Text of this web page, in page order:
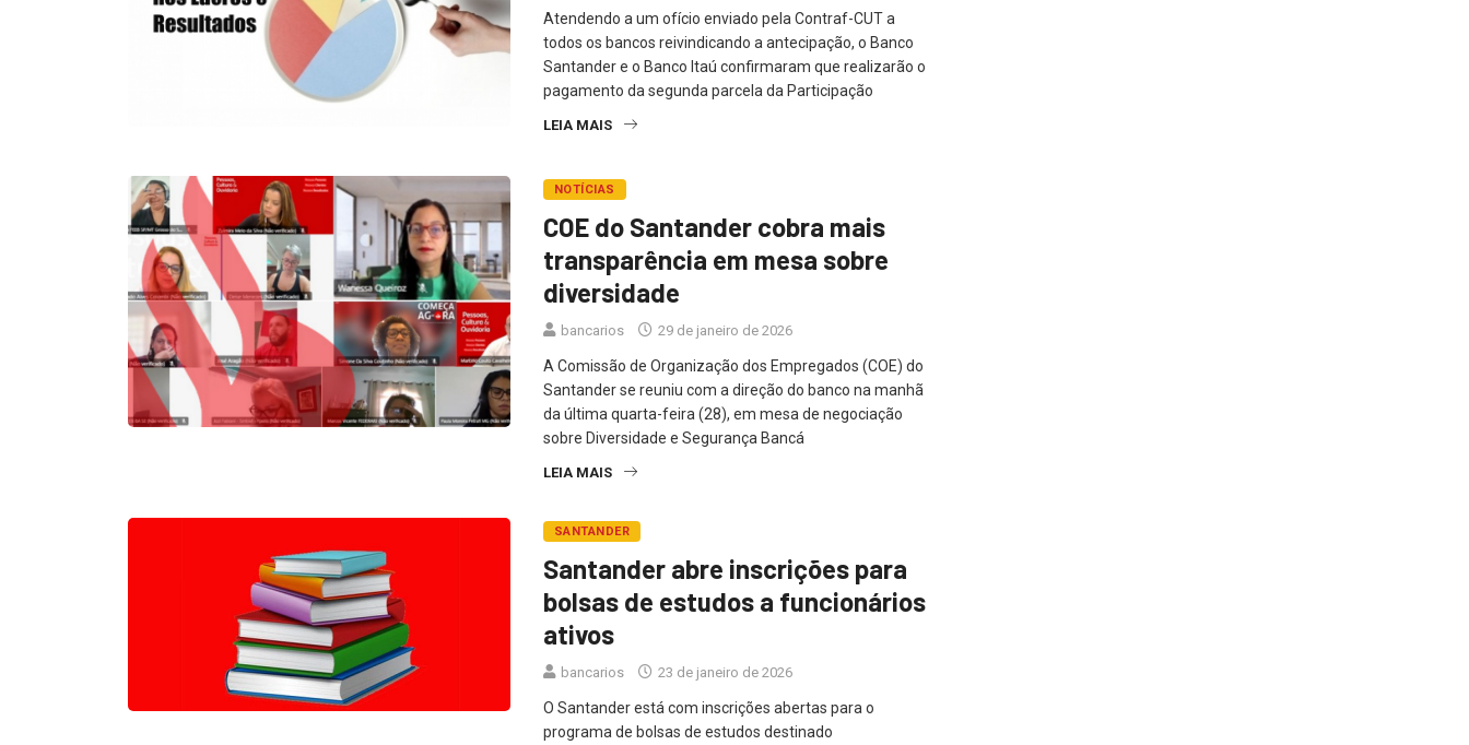
Atendendo a um ofício enviado pela Contraf-CUT a
todos os bancos reivindicando a antecipação, o Banco
Santander e o Banco Itaú confirmaram que realizarão o
pagamento da segunda parcela da Participação
LEIA MAIS
NOTÍCIAS
COE do Santander cobra mais
transparência em mesa sobre
diversidade
bancarios 29 de janeiro de 2026
A Comissão de Organização dos Empregados (COE) do
Santander se reuniu com a direção do banco na manhã
da última quarta-feira (28), em mesa de negociação
sobre Diversidade e Segurança Bancá
LEIA MAIS
SANTANDER
Santander abre inscrições para
bolsas de estudos a funcionários
ativos
bancarios 23 de janeiro de 2026
O Santander está com inscrições abertas para o
programa de bolsas de estudos destinado